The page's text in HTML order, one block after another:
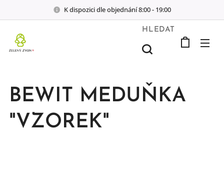
K dispozici dle objednání 8:00 - 19:00
HLEDAT
BEWIT MEDUŇKA
"VZOREK"